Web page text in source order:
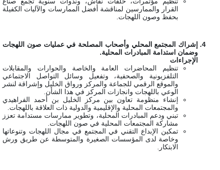
القرار والممارسين لمناقشة أفضل الممارسات والآليات الكفيلة
بحفظ وصون اللهجات.
إشراك المجتمع المحلي وأصحاب المصلحة في عمليات صون اللهجات
وضمان استدامة المبادرات المحلية.
الإجراءات
تنظيم المحاضرات العامة والخاصة والحوارات والمقابلات
التلفزيونية والصحفية، وتفعيل وسائل التواصل الاجتماعي
والموقع الرقمي للجماعة والمركز ورواق الخليل وإشراقة لنشر
الوعي باللهجات وانجازات المركز في هذا الشأن.
إنشاء منظومة تعاون بين مركز الخليل بن أحمد الفراهيدي
والمجتمعات المحلية والإقليمية والدولية ذات العلاقة باللهجات.
تبني ودعم المبادرات المحلية، وتطوير ممارسات مستدامة تعزز
مشاركة المجتمعات المحلية في صون اللهجات.
تمكين الإبداع التقني في المجتمع في مجال اللهجات وتنوعاتها
وخاصة لدى المؤسسات الصغيرة والمتوسطة عن طريق ورش
الابتكار.